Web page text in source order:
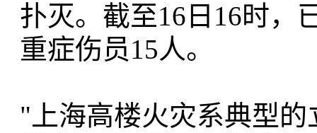
扑灭。截至16日16时，
重症伤员15人。
"上海高楼火灾系典型